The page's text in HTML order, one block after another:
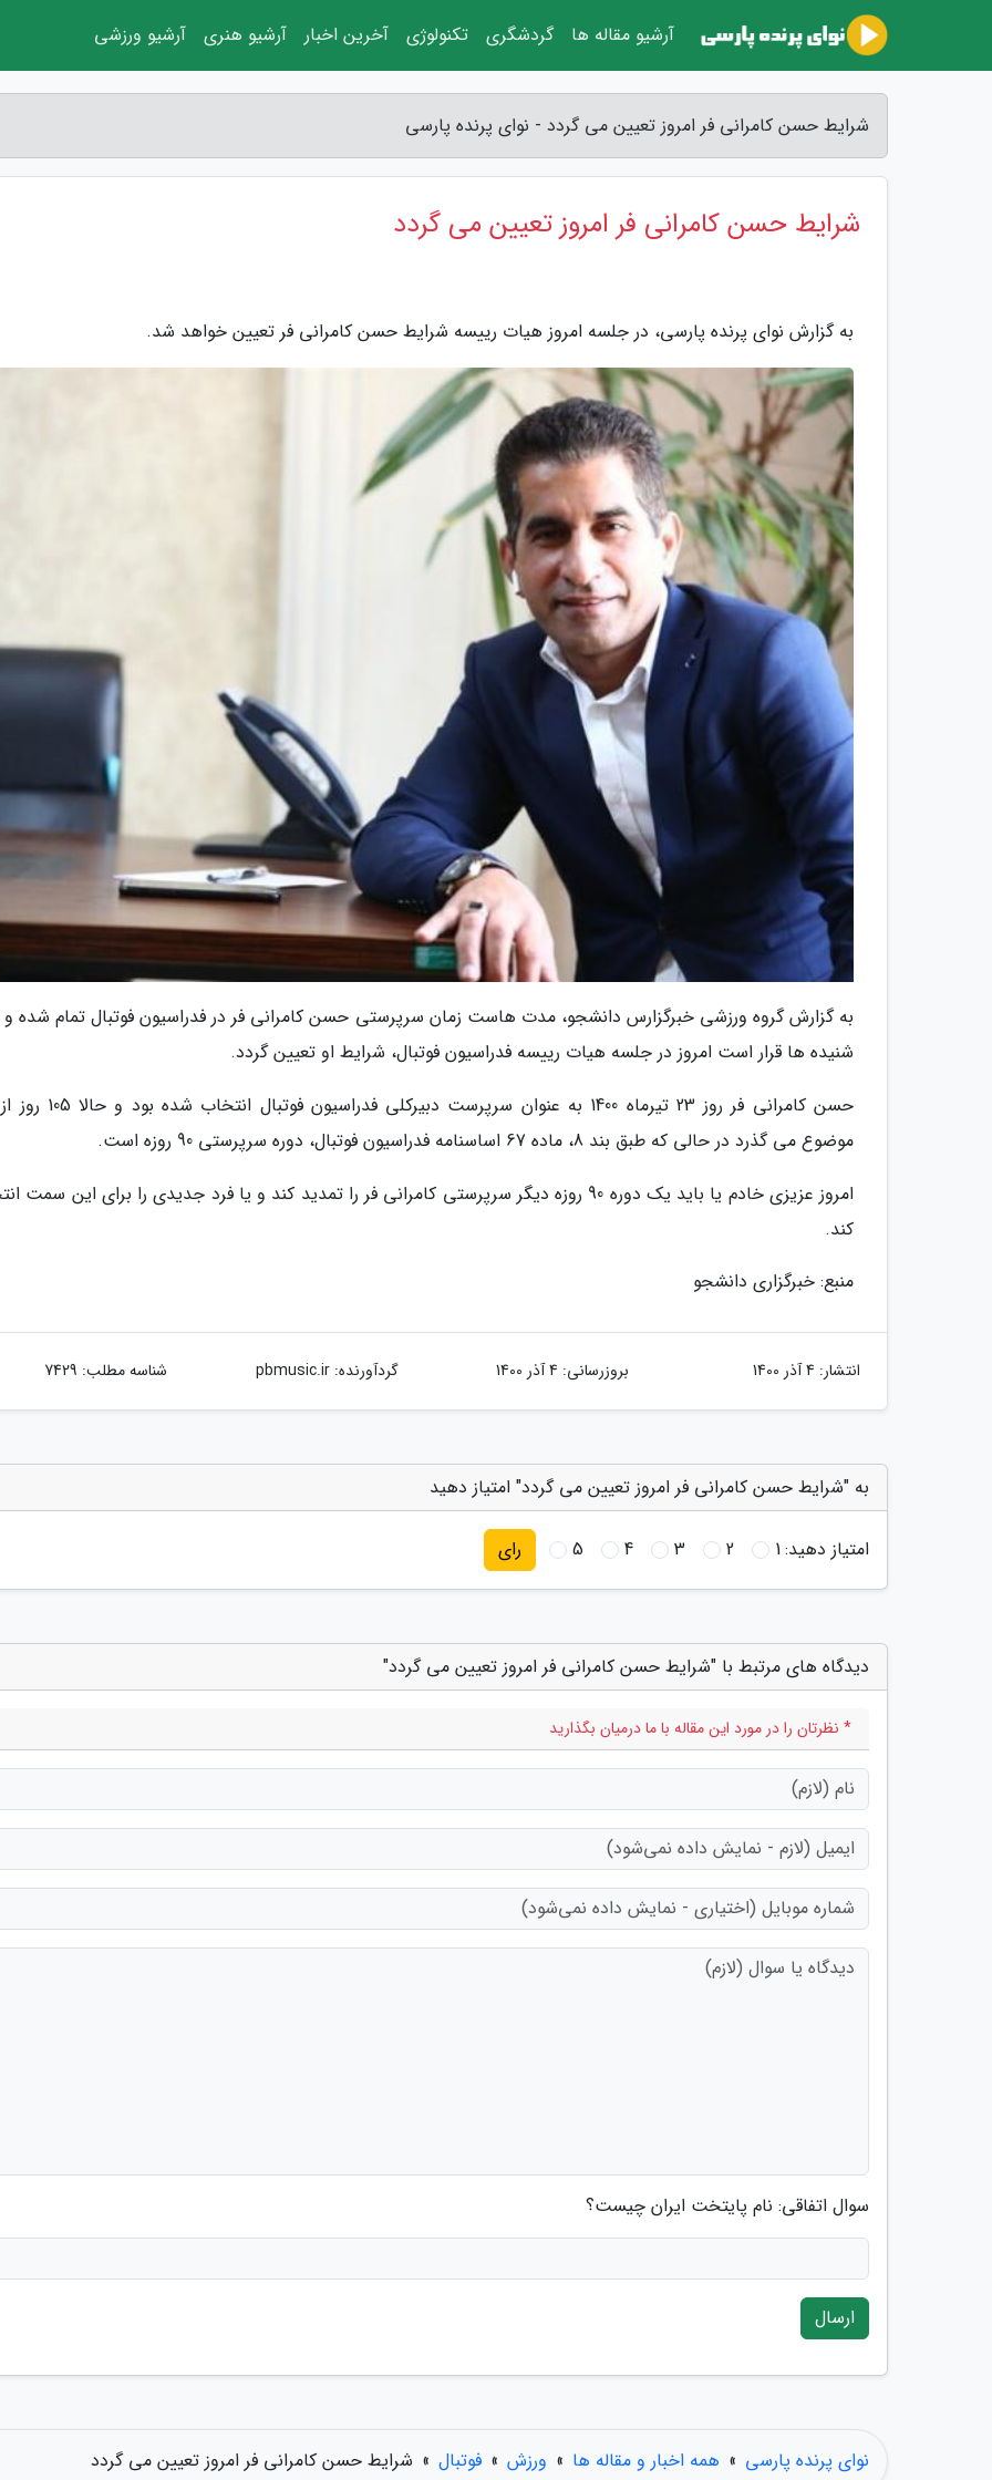
شرایط حسن کامرانی فر امروز تعیین می گردد - نوای پرنده پارسی
شرایط حسن کامرانی فر امروز تعیین می گردد
به گزارش نوای پرنده پارسی، در جلسه امروز هیات رییسه شرایط حسن کامرانی فر تعیین خواهد شد.
به گزارش گروه ورزشی خبرگزارس دانشجو، مدت هاست زمان سرپرستی حسن کامرانی فر در فدراسیون فوتبال تمام شده
شنیده ها قرار است امروز در جلسه هیات رییسه فدراسیون فوتبال، شرایط او تعیین گردد.
حسن کامرانی فر روز 23 تیرماه 1400 به عنوان سرپرست
موضوع می گذرد در حالی که طبق بند 8، ماده 67 اساسنامه فدراسیون فوتبال، دوره سرپرستی 90 روزه است.
امروز عزیزی خادم یا باید یک دوره 90 روزه دیگر سرپرستی کامرانی فر را تمدید کند و یا فرد جدیدی را برای این سمت
کند.
منبع: خبرگزاری دانشجو
انتشار: 4 آذر 1400 بروزرسانی: 4 آذر 1400 گردآورنده:pbmusic.ir شناسه مطلب: 7429
به "شرایط حسن کامرانی فر امروز تعیین می گردد" امتیاز دهید
امتیاز دهید:1
2
3
4
5 رای
دیدگاه های مرتبط با "شرایط حسن کامرانی فر امروز تعیین می گردد"
* نظرتان را در مورد این مقاله با ما درمیان بگذارید
سوال اتفاقی: نام پایتخت ایران چیست؟
ارسال
نوای پرنده پارسی » همه اخبار و مقاله ها » ورزش » فوتبال » شرایط حسن کامرانی فر امروز تعیین می گردد
آرشیو مقاله ها گردشگری تکنولوژی آخرین اخبار آرشیو هنری آرشیو ورزشی